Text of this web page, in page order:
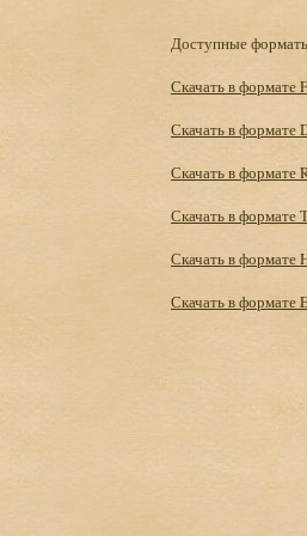
Доступные
Скачать в формате
Скачать в формате
Скачать в формате
Скачать в формате
Скачать в формате
Скачать в формате